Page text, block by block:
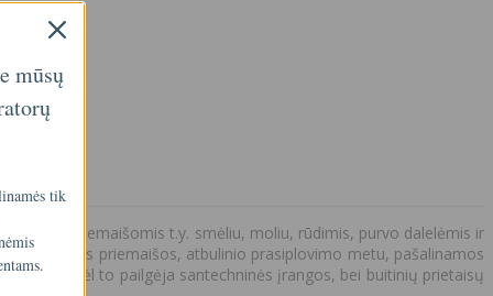
priemaišomis t.y. smėliu, moliu, rūdimis, purvo dalelėmis ir
Surinktos priemaišos, atbulinio prasiplovimo metu, pašalinamos
dėl to pailgėja santechninės įrangos, bei buitinių prietaisų
mūsų
tik